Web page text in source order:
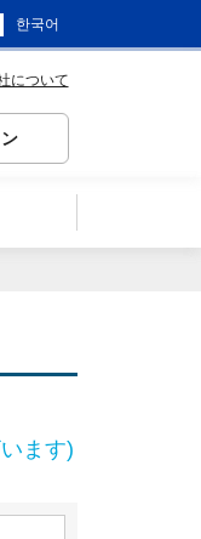
한국어
について
ます)